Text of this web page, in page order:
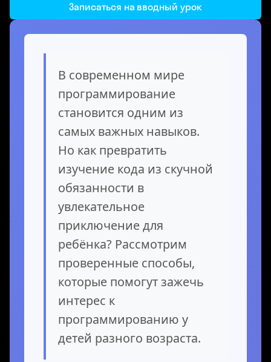
Записаться на вводный урок
В современном мире
программирование
становится одним из
самых важных навыков.
Но как превратить
изучение кода из скучной
обязанности в
увлекательное
приключение для
ребёнка? Рассмотрим
проверенные способы,
которые помогут зажечь
интерес к
программированию у
детей разного возраста.